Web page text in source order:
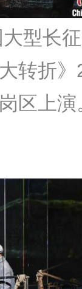
型长
转折》
区上演